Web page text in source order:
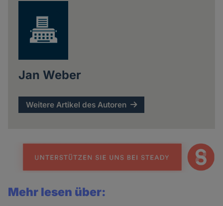
Jan Weber
Weitere Artikel des Autoren
Mehr lesen über: